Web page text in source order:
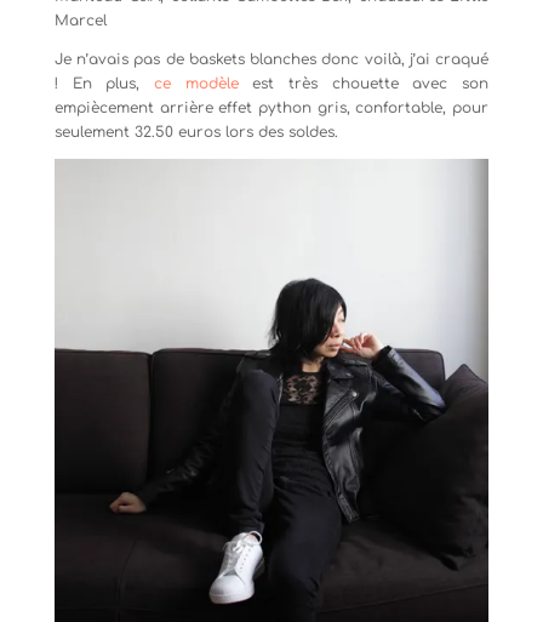
Marcel
Je n’avais pas de baskets blanches donc voilà, j’ai craqué
! En plus, ce modèleest très chouette avec son
empiècement arrière effet python gris, confortable, pour
seulement 32.50 euros lors des soldes.